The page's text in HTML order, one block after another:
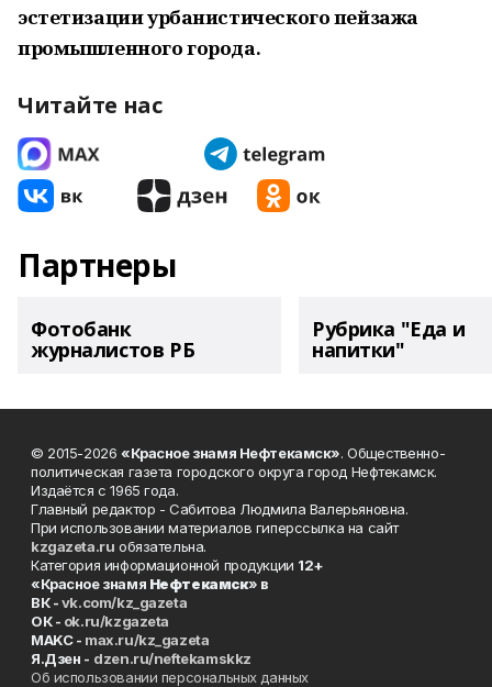
эстетизации урбанистического пейзажа
промышленного города.
Читайте нас
Партнеры
Фотобанк
журналистов РБ
Рубрика "Еда и
напитки"
© 2015-2026 «Красное знамя Нефтекамск». Общественно-
политическая газета городского округа город Нефтекамск.
Издаётся с 1965 года.
Главный редактор - Сабитова Людмила Валерьяновна.
При использовании материалов гиперссылка на сайт
kzgazeta.ru обязательна.
Категория информационной продукции 12+
«Красное знамя Нефтекамск» в
ВК -vk.com/kz_gazeta
ОК - ok.ru/kzgazeta
MAKC - max.ru/kz_gazeta
Я.Дзен - dzen.ru/neftekamskkz
Об использовании персональных данных